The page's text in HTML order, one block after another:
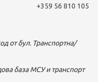
+359 56 810 105
от бул. Транспортна/
база МСУ и транспорт